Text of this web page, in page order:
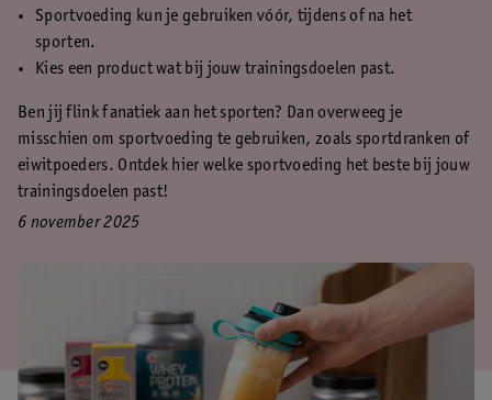
Sportvoeding kun je gebruiken vóór, tijdens of na het
sporten.
Kies een product wat bij jouw trainingsdoelen past.
Ben jij flink fanatiek aan het sporten? Dan overweeg je
misschien om sportvoeding te gebruiken, zoals sportdranken of
eiwitpoeders. Ontdek hier welke sportvoeding het beste bij jouw
trainingsdoelen past!
6 november 2025